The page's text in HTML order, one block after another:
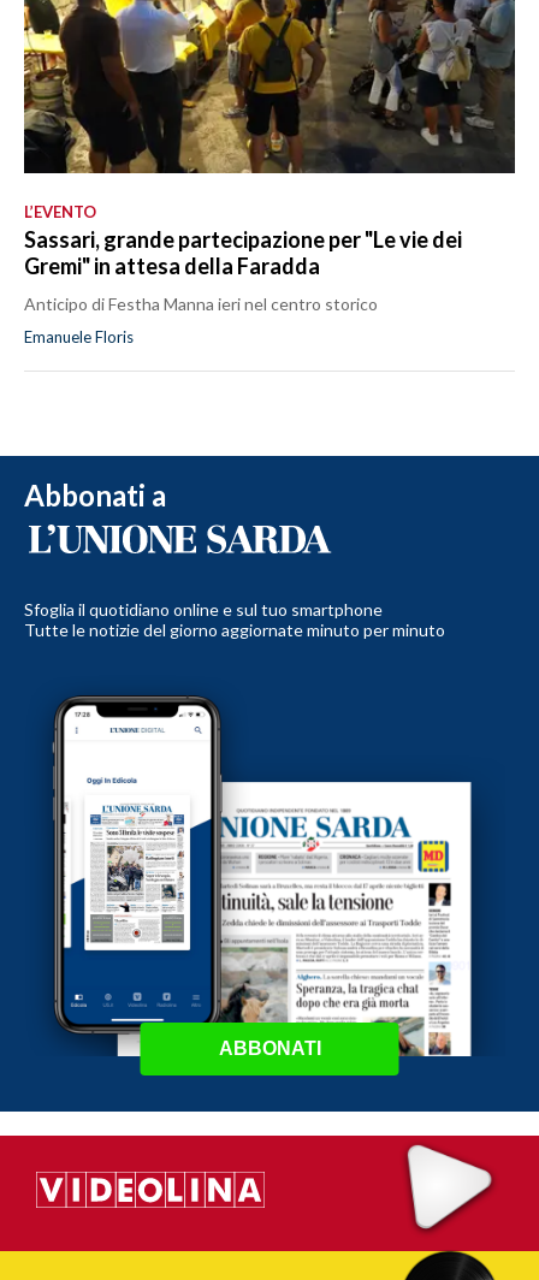
L’EVENTO
Sassari, grande partecipazione per "Le vie dei
Gremi" in attesa della Faradda
Anticipo di Festha Manna ieri nel centro storico
Emanuele Floris
Abbonati a
Sfoglia il quotidiano online e sul tuo smartphone
Tutte le notizie del giorno aggiornate minuto per minuto
ABBONATI